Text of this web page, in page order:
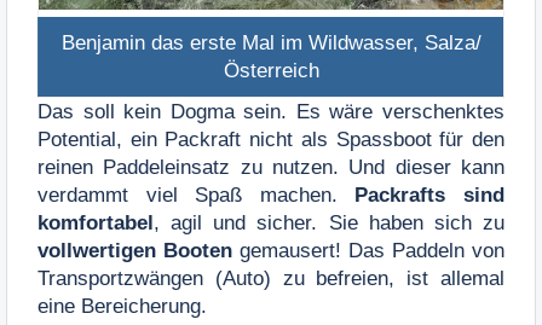
Benjamin das erste Mal im Wildwasser, Salza/
Österreich
Das soll kein Dogma sein. Es wäre verschenktes
Potential, ein Packraft nicht als Spassboot für den
reinen Paddeleinsatz zu nutzen. Und dieser kann
verdammt viel Spaß machen. Packrafts sind
komfortabel, agil und sicher. Sie haben sich zu
vollwertigen Booten gemausert! Das Paddeln von
Transportzwängen (Auto) zu befreien, ist allemal
eine Bereicherung.